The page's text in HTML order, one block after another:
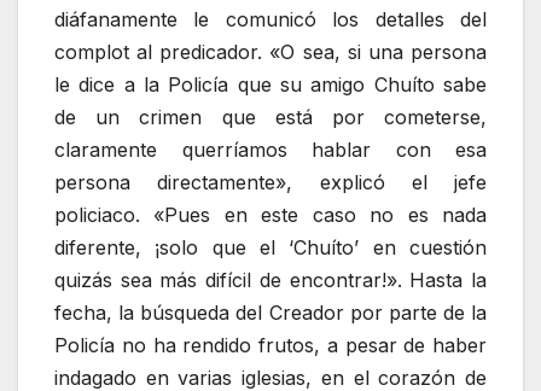
diáfanamente le comunicó los detalles del
complot al predicador. «O sea, si una persona
le dice a la Policía que su amigo Chuíto sabe
de un crimen que está por cometerse,
claramente querríamos hablar con esa
persona directamente», explicó el jefe
policiaco. «Pues en este caso no es nada
diferente, ¡solo que el ‘Chuíto’ en cuestión
quizás sea más difícil de encontrar!». Hasta la
fecha, la búsqueda del Creador por parte de la
Policía no ha rendido frutos, a pesar de haber
indagado en varias iglesias, en el corazón de